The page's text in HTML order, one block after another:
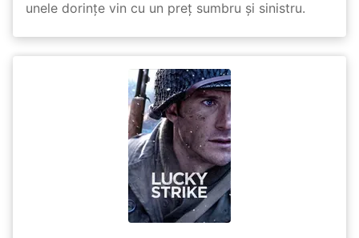
unele dorințe vin cu un preț sumbru și sinistru.